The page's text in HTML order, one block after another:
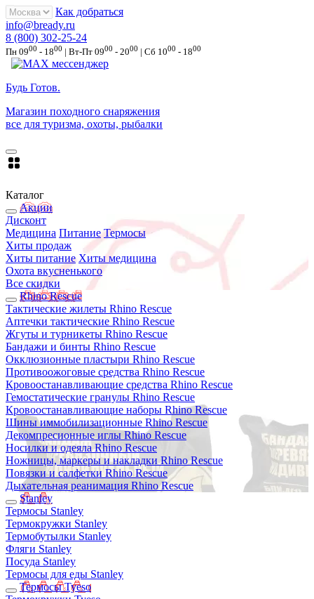
Как добраться
info@bready.ru
8 (800) 302-25-24
Пн 0900 - 1800 | Вт-Пт 0900 - 2000 | Сб 1000 - 1800
Будь Готов.
Магазин походного снаряжения
все для туризма, охоты, рыбалки
Каталог
Акции
Дисконт
Медицина Питание Термосы
Хиты продаж
Хиты питание Хиты медицина
Охота вкусненького
Все скидки
Rhino Rescue
Тактические жилеты Rhino Rescue
Аптечки тактические Rhino Rescue
Жгуты и турникеты Rhino Rescue
Бандажи и бинты Rhino Rescue
Окклюзионные пластыри Rhino Rescue
Противоожоговые средства Rhino Rescue
Кровоостанавливающие средства Rhino Rescue
Гемостатические гранулы Rhino Rescue
Кровоостанавливающие наборы Rhino Rescue
Шины иммобилизационные Rhino Rescue
Декомпресионные иглы Rhino Rescue
Носилки и одеяла Rhino Rescue
Ножницы, маркеры и накладки Rhino Rescue
Повязки и салфетки Rhino Rescue
Дыхательная реанимация Rhino Rescue
Stanley
Термосы Stanley
Термокружки Stanley
Термобутылки Stanley
Фляги Stanley
Посуда Stanley
Термосы для еды Stanley
Термосы Tyeso